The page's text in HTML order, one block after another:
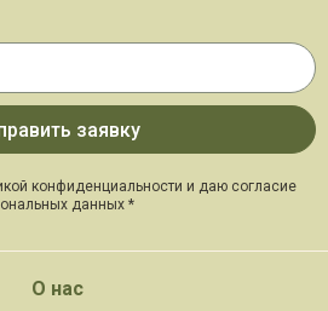
конфиденциальности и даю согласие
данных *
О нас